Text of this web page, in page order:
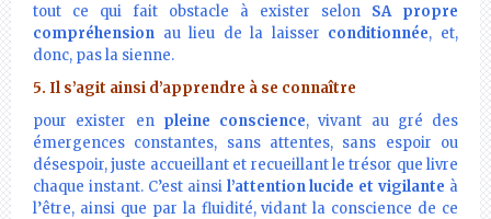
tout ce qui fait obstacle à exister selon SA propre
compréhension au lieu de la laisser conditionnée, et,
donc, pas la sienne.
5. Il s’agit ainsi d’apprendre à se connaître
pour exister en pleine conscience, vivant au gré des
émergences constantes, sans attentes, sans espoir ou
désespoir, juste accueillant et recueillant le trésor que livre
chaque instant. C’est ainsi l’attention lucide et vigilante à
l’être, ainsi que par la fluidité, vidant la conscience de ce